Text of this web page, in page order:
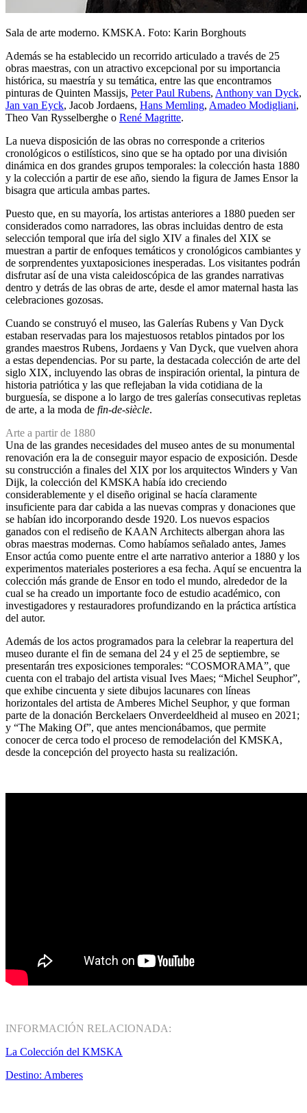
Sala de arte moderno. KMSKA. Foto: Karin Borghouts
Además se ha establecido un recorrido articulado a través de 25
obras maestras, con un atractivo excepcional por su importancia
histórica, su maestría y su temática, entre las que encontramos
pinturas de Quinten Massijs, Peter Paul Rubens, Anthony van Dyck,
Jan van Eyck, Jacob Jordaens, Hans Memling, Amadeo Modigliani,
Theo Van Rysselberghe o René Magritte.
La nueva disposición de las obras no corresponde a criterios
cronológicos o estilísticos, sino que se ha optado por una división
dinámica en dos grandes grupos temporales: la colección hasta 1880
y la colección a partir de ese año, siendo la figura de James Ensor la
bisagra que articula ambas partes.
Puesto que, en su mayoría, los artistas anteriores a 1880 pueden ser
considerados como narradores, las obras incluidas dentro de esta
selección temporal que iría del siglo XIV a finales del XIX se
muestran a partir de enfoques temáticos y cronológicos cambiantes y
de sorprendentes yuxtaposiciones inesperadas. Los visitantes podrán
disfrutar así de una vista caleidoscópica de las grandes narrativas
dentro y detrás de las obras de arte, desde el amor maternal hasta las
celebraciones gozosas.
Cuando se construyó el museo, las Galerías Rubens y Van Dyck
estaban reservadas para los majestuosos retablos pintados por los
grandes maestros Rubens, Jordaens y Van Dyck, que vuelven ahora
a estas dependencias. Por su parte, la destacada colección de arte del
siglo XIX, incluyendo las obras de inspiración oriental, la pintura de
historia patriótica y las que reflejaban la vida cotidiana de la
burguesía, se dispone a lo largo de tres galerías consecutivas repletas
de arte, a la moda de fin-de-siècle.
Arte a partir de 1880
Una de las grandes necesidades del museo antes de su monumental
renovación era la de conseguir mayor espacio de exposición. Desde
su construcción a finales del XIX por los arquitectos Winders y Van
Dijk, la colección del KMSKA había ido creciendo
considerablemente y el diseño original se hacía claramente
insuficiente para dar cabida a las nuevas compras y donaciones que
se habían ido incorporando desde 1920. Los nuevos espacios
ganados con el rediseño de KAAN Architects albergan ahora las
obras maestras modernas. Como habíamos señalado antes, James
Ensor actúa como puente entre el arte narrativo anterior a 1880 y los
experimentos materiales posteriores a esa fecha. Aquí se encuentra la
colección más grande de Ensor en todo el mundo, alrededor de la
cual se ha creado un importante foco de estudio académico, con
investigadores y restauradores profundizando en la práctica artística
del autor.
Además de los actos programados para la celebrar la reapertura del
museo durante el fin de semana del 24 y el 25 de septiembre, se
presentarán tres exposiciones temporales: “COSMORAMA”, que
cuenta con el trabajo del artista visual Ives Maes; “Michel Seuphor”,
que exhibe cincuenta y siete dibujos lacunares con líneas
horizontales del artista de Amberes Michel Seuphor, y que forman
parte de la donación Berckelaers Onverdeeldheid al museo en 2021;
y “The Making Of”, que antes mencionábamos, que permite
conocer de cerca todo el proceso de remodelación del KMSKA,
desde la concepción del proyecto hasta su realización.
INFORMACIÓN RELACIONADA:
La Colección del KMSKA
Destino: Amberes